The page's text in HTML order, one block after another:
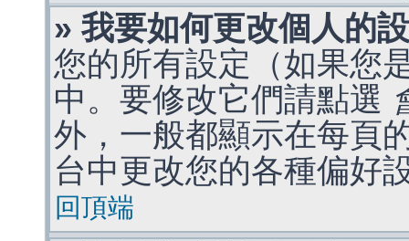
» 我要如何更改個人的
您的所有設定（如果您
中。要修改它們請點選
外，一般都顯示在每頁
台中更改您的各種偏好
回頂端